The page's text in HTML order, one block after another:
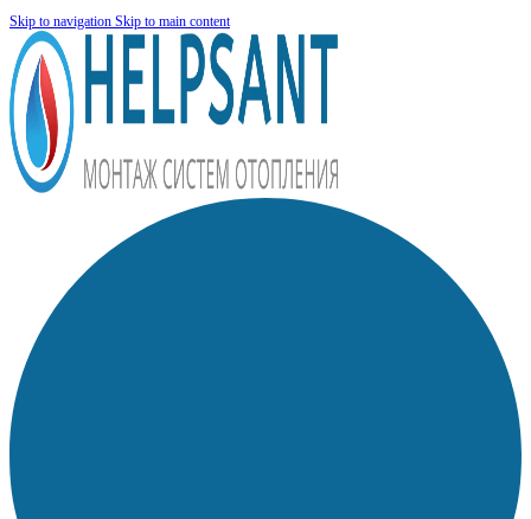
Skip to navigation Skip to main content